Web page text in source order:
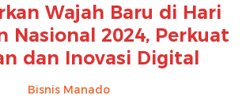
Wajah Baru di Hari
Nasional 2024, Perkuat
dan Inovasi Digital
Bisnis Manado